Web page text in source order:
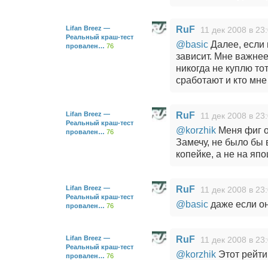
Lifan Breez —
Реальный краш-тест
провален… 76
RuF 11 дек 2008 в
@basicДалее, если
зависит. Мне
никогда не куплю
сработают и кто
Lifan Breez —
Реальный краш-тест
провален… 76
RuF 11 дек 2008 в
@korzhikМеня фиг
Замечу, не было бы
копейке, а не на
Lifan Breez —
Реальный краш-тест
провален… 76
RuF 11 дек 2008 в
@basicдаже если
Lifan Breez —
Реальный краш-тест
провален… 76
RuF 11 дек 2008 в
@korzhikЭтот